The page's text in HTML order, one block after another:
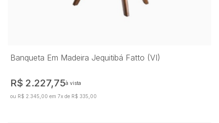
Banqueta Em Madeira Jequitibá Fatto (VI)
R$ 2.227,75à vista
ou R$ 2.345,00 em 7x de R$ 335,00